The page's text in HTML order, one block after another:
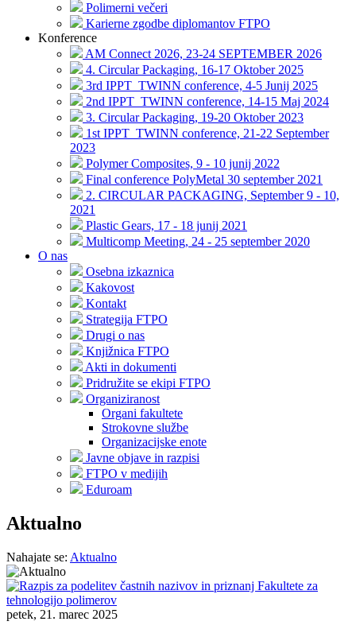
Polimerni večeri
Karierne zgodbe diplomantov FTPO
Konference
AM Connect 2026, 23-24 SEPTEMBER 2026
4. Circular Packaging, 16-17 Oktober 2025
3rd IPPT_TWINN conference, 4-5 Junij 2025
2nd IPPT_TWINN conference, 14-15 Maj 2024
3. Circular Packaging, 19-20 Oktober 2023
1st IPPT_TWINN conference, 21-22 September
2023
Polymer Composites, 9 - 10 junij 2022
Final conference PolyMetal 30 september 2021
2. CIRCULAR PACKAGING, September 9 - 10,
2021
Plastic Gears, 17 - 18 junij 2021
Multicomp Meeting, 24 - 25 september 2020
O nas
Osebna izkaznica
Kakovost
Kontakt
Strategija FTPO
Drugi o nas
Knjižnica FTPO
Akti in dokumenti
Pridružite se ekipi FTPO
Organiziranost
Organi fakultete
Strokovne službe
Organizacijske enote
Javne objave in razpisi
FTPO v medijih
Eduroam
Aktualno
Nahajate se: Aktualno
petek, 21. marec 2025